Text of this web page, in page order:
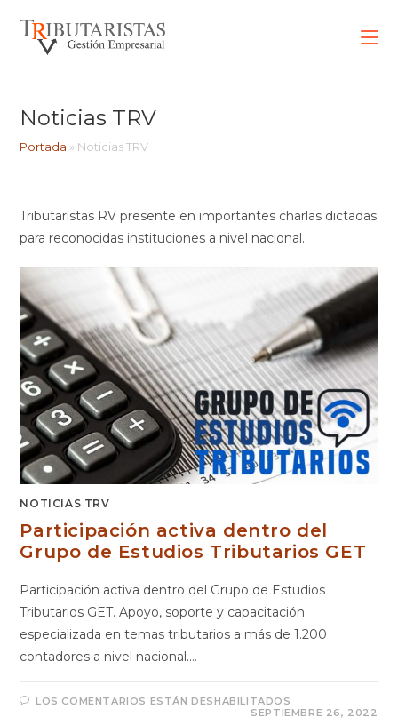
Noticias TRV
Portada » Noticias TRV
Tributaristas RV presente en importantes charlas dictadas
para reconocidas instituciones a nivel nacional.
NOTICIAS TRV
Participación activa dentro del
Grupo de Estudios Tributarios GET
Participación activa dentro del Grupo de Estudios
Tributarios GET. Apoyo, soporte y capacitación
especializada en temas tributarios a más de 1.200
contadores a nivel nacional.…
LOS COMENTARIOS ESTÁN DESHABILITADOS
SEPTIEMBRE 26, 2022